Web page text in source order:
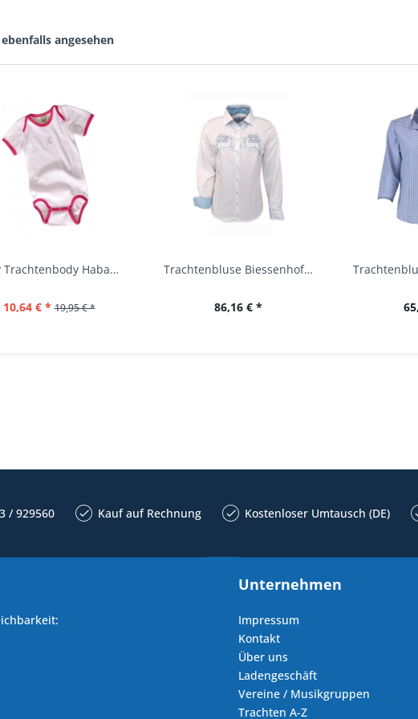
angesehen
Baby Trachtenbody Habach weiß/pink Isar Trachten
10,64 € * 19,95 € *
Trachtenbluse Biessenhofen weiß Langarm OS...
86,16 € *
/ 929560 Kauf auf Rechnung Kostenloser Umtausch (DE)
Unternehmen
Impressum
Kontakt
Über uns
Ladengeschäft
Vereine / Musikgruppen
Trachten A-Z